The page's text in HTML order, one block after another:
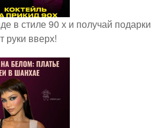
в стиле 90 х и получай подарки
руки вверх!